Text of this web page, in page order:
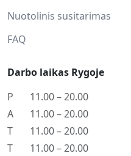
Nuotolinis susitarimas
FAQ
Darbo laikas Rygoje
P
11.00 – 20.00
A
11.00 – 20.00
T
11.00 – 20.00
T
11.00 – 20.00